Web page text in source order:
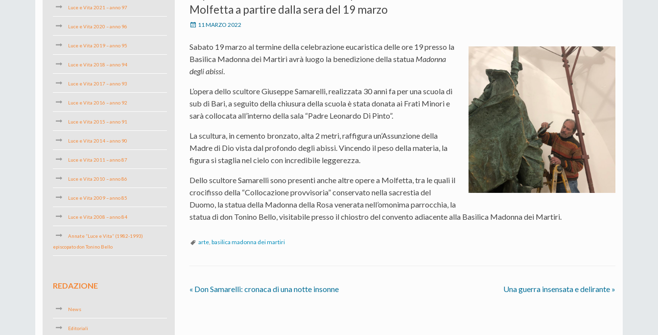
Molfetta a partire dalla sera del 19 marzo
11 MARZO 2022
Sabato 19 marzo al termine della celebrazione eucaristica delle ore 19 presso la
Basilica Madonna dei Martiri avrà luogo la benedizione della statua Madonna
degli abissi
L’opera dello scultore Giuseppe Samarelli, realizzata 30 anni fa per una scuola di
sub di Bari, a seguito della chiusura della scuola è stata donata ai Frati Minori e
sarà collocata all’interno della sala “Padre Leonardo Di Pinto”.
La scultura, in cemento bronzato, alta 2 metri, raffigura un’Assunzione della
Madre di Dio vista dal profondo degli abissi. Vincendo il peso della materia, la
figura si staglia nel cielo con incredibile leggerezza.
Dello scultore Samarelli sono presenti anche altre opere a Molfetta, tra le quali il
crocifisso della “Collocazione provvisoria” conservato nella sacrestia del
Duomo, la statua della Madonna della Rosa venerata nell’omonima parrocchia, la
statua di don Tonino Bello, visitabile presso il chiostro del convento adiacente alla Basilica Madonna dei Martiri.
arte basilica madonna dei martiri
« Don Samarelli: cronaca di una notte insonne Una guerra insensata e delirante »
Luce e Vita 2021 – anno 97
Luce e Vita 2020 – anno 96
Luce e Vita 2019 – anno 95
Luce e Vita 2018 – anno 94
Luce e Vita 2017 – anno 93
Luce e Vita 2016 – anno 92
Luce e Vita 2015 – anno 91
Luce e Vita 2014 – anno 90
Luce e Vita 2011 – anno 87
Luce e Vita 2010 – anno 86
Luce e Vita 2009 – anno 85
Luce e Vita 2008 – anno 84
Annate “Luce e Vita” (1982-1993)
episcopato don Tonino Bello
REDAZIONE
News
Editoriali